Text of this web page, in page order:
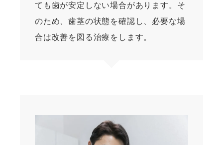
ても歯が安定しない場合があります。そ
のため、歯茎の状態を確認し、必要な場
合は改善を図る治療をします。